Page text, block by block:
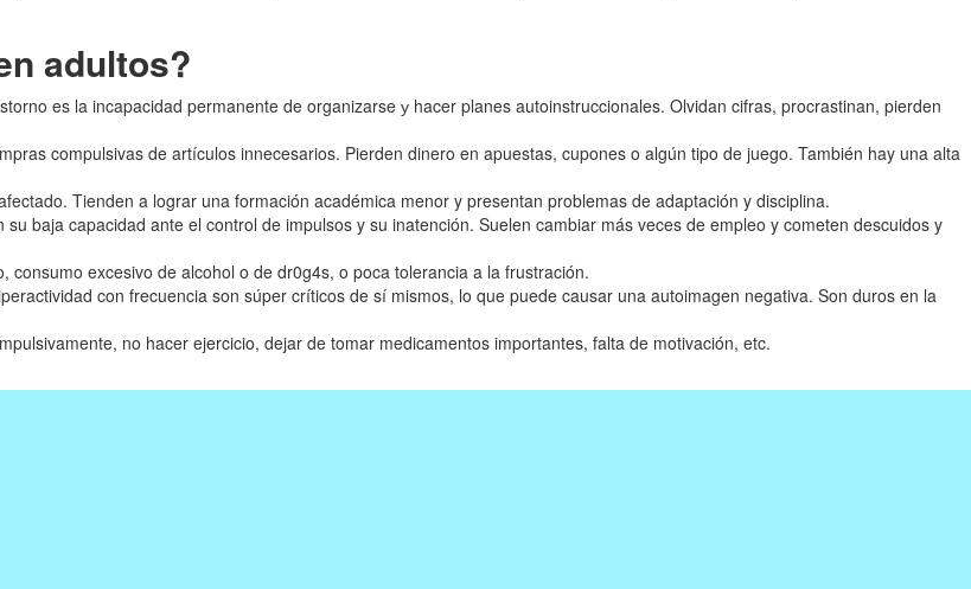
adultos?
es la incapacidad permanente de organizarse у hacer planes autoinstruccionales. Olvidan cifras, procrastinan, pierden
compulsivas de artículos innecesarios. Pierden dinero en apuestas, cupones o algún tipo de juego. También hay una alta
Tienden a lograr una formación académica menor y presentan problemas de adaptación y disciplina.
baja capacidad ante el control de impulsos y su inatención. Suelen cambiar más veces de empleo y cometen descuidos y
consumo excesivo de alcohol o de dr0g4s, o poca tolerancia a la frustración.
con frecuencia son súper críticos de sí mismos, lo que puede causar una autoimagen negativa. Son duros en la
no hacer ejercicio, dejar de tomar medicamentos importantes, falta de motivación, etc.